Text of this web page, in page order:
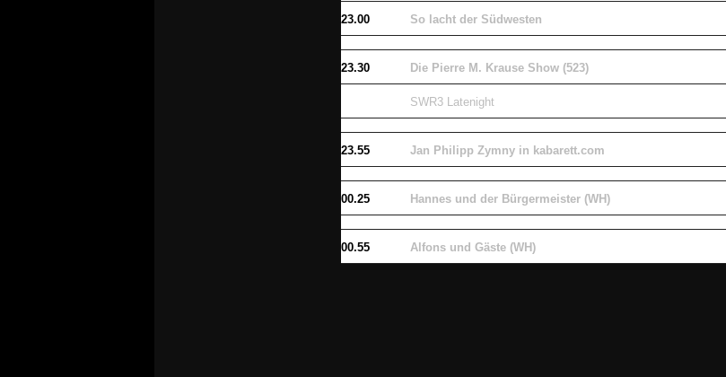
23.00 So lacht der Südwesten
23.30 Die Pierre M. Krause Show (523)
SWR3 Latenight
23.55 Jan Philipp Zymny in kabarett.com
00.25 Hannes und der Bürgermeister (WH)
00.55 Alfons und Gäste (WH)